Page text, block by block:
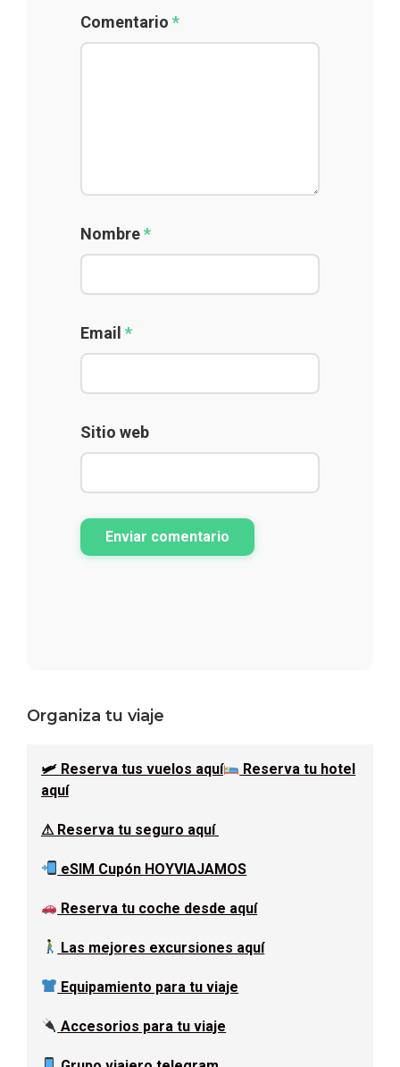
Comentario *
Nombre*
Email *
Sitio web
Enviar comentario
Barra
principal
Organiza tu viaje
🛩 Reserva tus vuelos aquí
Reserva tu hotel
aquí
⚠ Reserva tu seguro aquí
eSIM Cupón HOYVIAJAMOS
Reserva tu coche desde aquí
Las mejores excursiones aquí
Equipamiento para tu viaje
Accesorios para tu viaje